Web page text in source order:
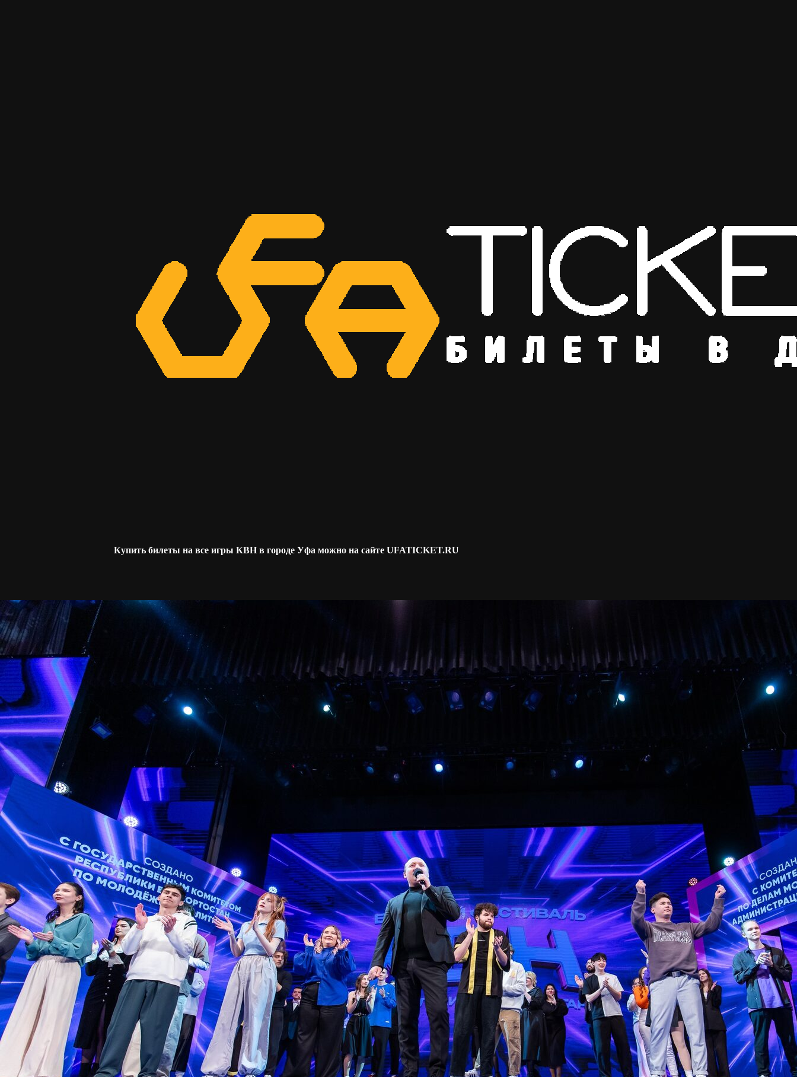
Купить билеты на все игры КВН в городе Уфа можно на сайте UFATICKET.RU